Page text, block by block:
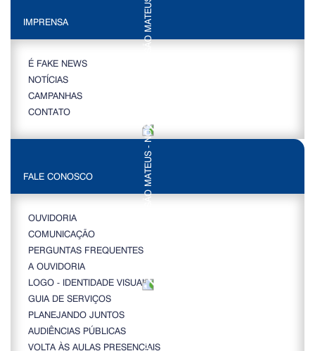
IMPRENSA
É FAKE NEWS
NOTÍCIAS
CAMPANHAS
CONTATO
FALE CONOSCO
OUVIDORIA
COMUNICAÇÃO
PERGUNTAS FREQUENTES
A OUVIDORIA
LOGO - IDENTIDADE VISUAL
GUIA DE SERVIÇOS
PLANEJANDO JUNTOS
AUDIÊNCIAS PÚBLICAS
VOLTA ÀS AULAS PRESENCIAIS